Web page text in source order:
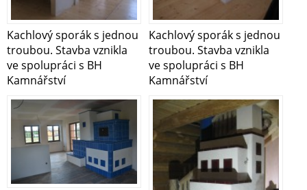
Kachlový sporák s jednou
troubou. Stavba vznikla
ve spolupráci s BH
Kamnářství
Kachlový sporák s jednou
troubou. Stavba vznikla
ve spolupráci s BH
Kamnářství